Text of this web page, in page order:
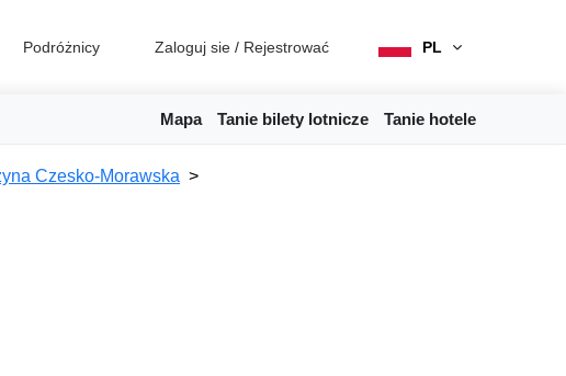
Podróżnicy Zaloguj sie / Rejestrować PL
Mapa Tanie bilety lotnicze Tanie hotele
Czesko-Morawska